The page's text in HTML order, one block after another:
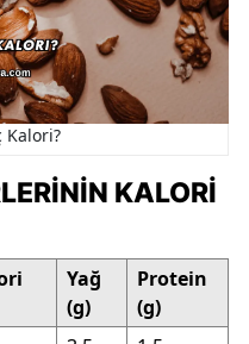
Kalori?
KALORI
Yağ
(g)
Protein
(g)